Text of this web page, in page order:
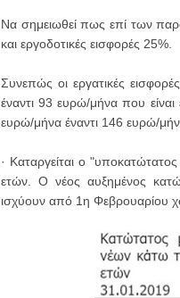
Να σημειωθεί πως επί των
και εργοδοτικές εισφορές 25%.
Συνεπώς οι εργατικές
έναντι 93 ευρώ/μήνα που
ευρώ/μήνα έναντι 146 ευρώ/
· Καταργείται ο
ετών. Ο νέος αυξημένος
ισχύουν από 1η Φεβρουαρίου